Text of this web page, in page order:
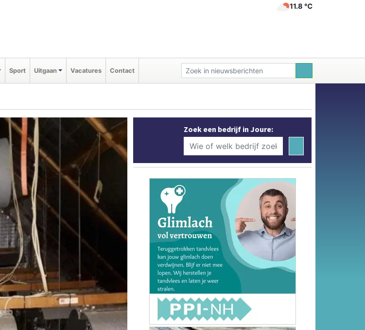
11.8 ℃
Sport Uitgaan Vacatures Contact
Zoek een bedrijf in Joure: